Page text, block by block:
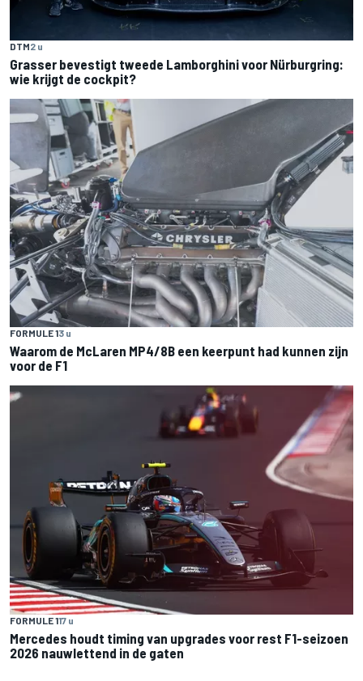
DTM2 u
Grasser bevestigt tweede Lamborghini voor Nürburgring:
wie krijgt de cockpit?
FORMULE 13 u
Waarom de McLaren MP4/8B een keerpunt had kunnen zijn
voor de F1
FORMULE 117 u
Mercedes houdt timing van upgrades voor rest F1-seizoen
2026 nauwlettend in de gaten